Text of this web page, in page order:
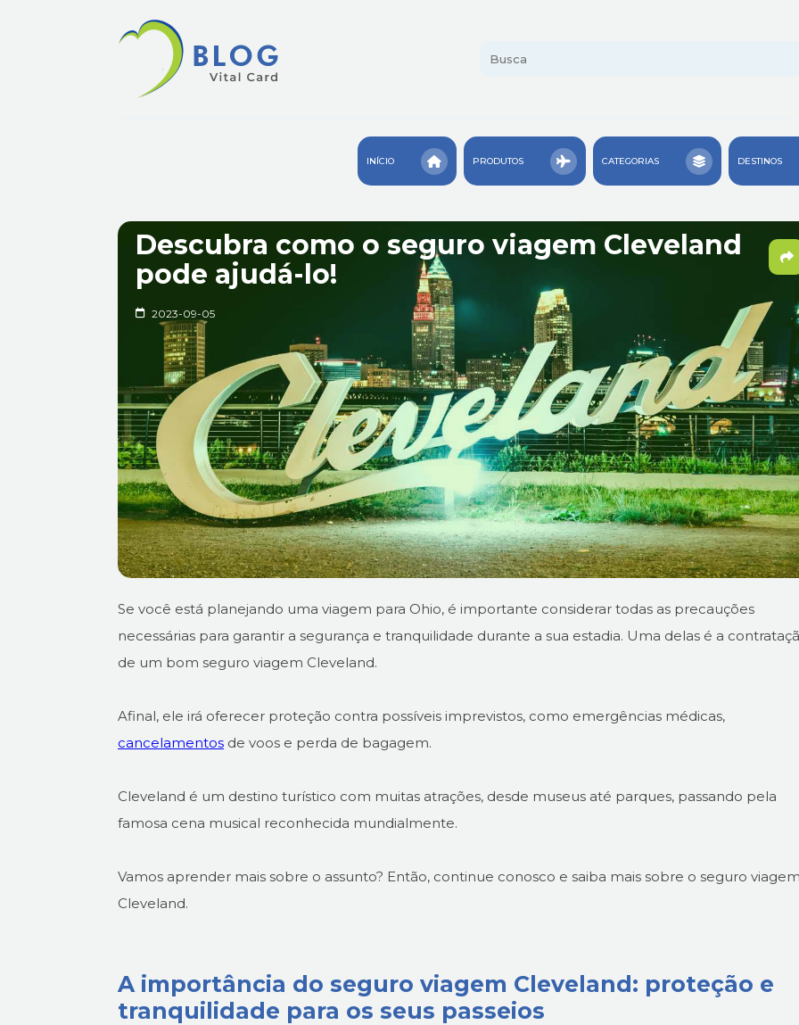
INÍCIO PRODUTOS CATEGORIAS DESTINOS
Descubra como o seguro viagem Cleveland
pode ajudá-lo!
2023-09-05
Se você está planejando uma viagem para Ohio, é importante considerar todas as precauções
necessárias para garantir a segurança e tranquilidade durante a sua estadia. Uma delas é a
de um bom seguro viagem Cleveland.
Afinal, ele irá oferecer proteção contra possíveis imprevistos, como emergências médicas,
cancelamentos de voos e perda de bagagem.
Cleveland é um destino turístico com muitas atrações, desde museus até parques, passando pela
famosa cena musical reconhecida mundialmente.
Vamos aprender mais sobre o assunto? Então, continue conosco e saiba mais sobre o seguro
Cleveland.
A importância do seguro viagem Cleveland: proteção e
tranquilidade para os seus passeios